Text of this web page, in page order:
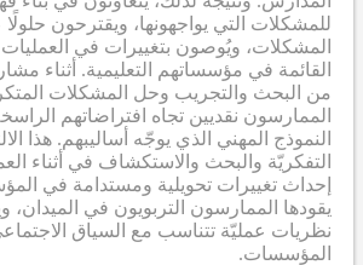
للمشكلات التي يواجهونها، ويقترحون
المشكلات، ويُوصون بتغييرات في
القائمة في مؤسساتهم التعليمية. أثناء
من البحث والتجريب وحل المشكلات
الممارسون نقديين تجاه افتراضاتهم
النموذج المهني الذي يوجّه أساليبهم. هذا
التفكريّة والبحث والاستكشاف في أثناء
إحداث تغييرات تحويلية ومستدامة في
يقودها الممارسون التربويون في الميدان،
نظريات عمليّة تتناسب مع السياق
المؤسسات.